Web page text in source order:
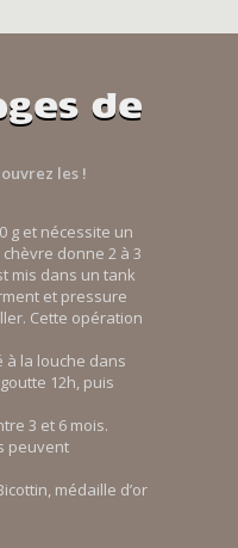
de
les !
g et nécessite un
donne 2 à 3
mis dans un tank
et pressure
Cette opération
à la louche dans
12h, puis
3 et 6 mois.
peuvent
médaille d’or